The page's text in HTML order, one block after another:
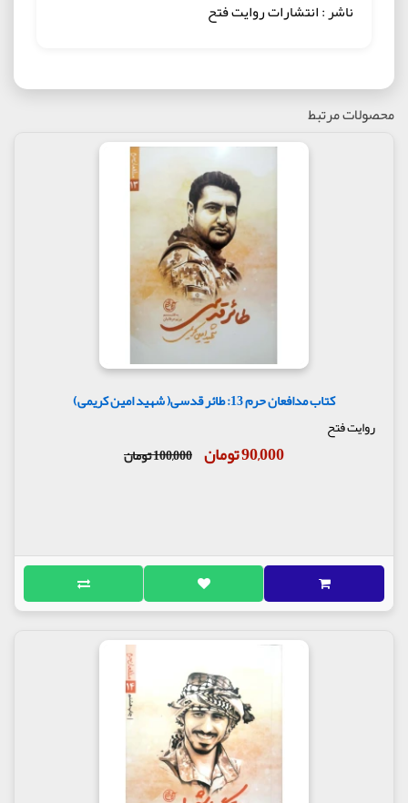
ناشر : انتشارات روایت فتح
محصولات مرتبط
کتاب مدافعان حرم 13: طائر قدسی( شهید امین کریمی)
روایت فتح
90,000 تومان 100,000 تومان